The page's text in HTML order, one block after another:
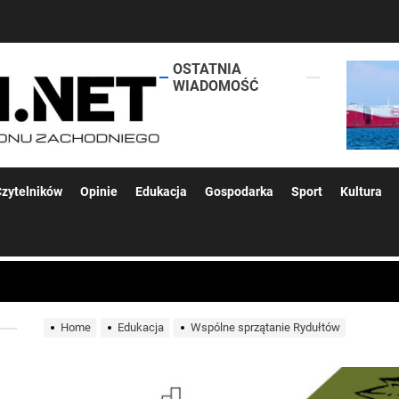
lokalsi.net
OSTATNIA
WIADOMOŚĆ
Opinie Edukacja Gospodarka Sport Kultura
woda nieprzydatna do spożycia!!!
Home Edukacja Wspólne sprzątanie Rydułtów